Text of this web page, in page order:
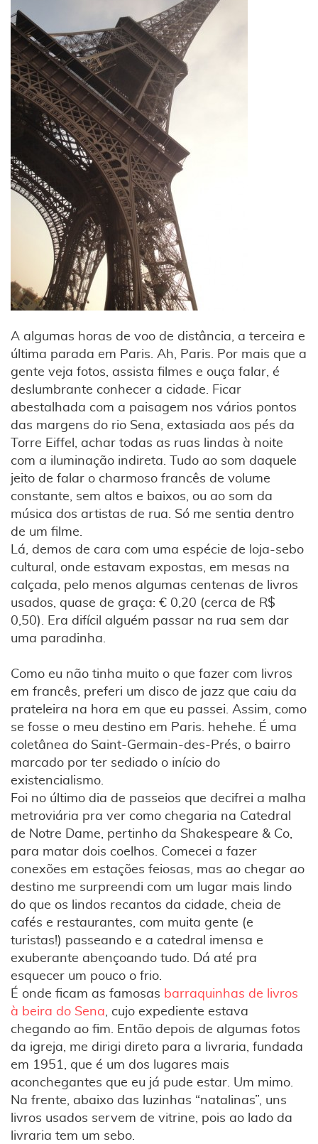
A algumas horas de voo de distância, a terceira e
última parada em Paris. Ah, Paris. Por mais que a
gente veja fotos, assista filmes e ouça falar, é
deslumbrante conhecer a cidade. Ficar
abestalhada com a paisagem nos vários pontos
das margens do rio Sena, extasiada aos pés da
Torre Eiffel, achar todas as ruas lindas à noite
com a iluminação indireta. Tudo ao som daquele
jeito de falar o charmoso francês de volume
constante, sem altos e baixos, ou ao som da
música dos artistas de rua. Só me sentia dentro
de um filme.
Lá, demos de cara com uma espécie de loja-sebo
cultural, onde estavam expostas, em mesas na
calçada, pelo menos algumas centenas de livros
usados, quase de graça: € 0,20 (cerca de R$
0,50). Era difícil alguém passar na rua sem dar
uma paradinha.
Como eu não tinha muito o que fazer com livros
em francês, preferi um disco de jazz que caiu da
prateleira na hora em que eu passei. Assim, como
se fosse o meu destino em Paris. hehehe. É uma
coletânea do Saint-Germain-des-Prés, o bairro
marcado por ter sediado o início do
existencialismo.
Foi no último dia de passeios que decifrei a malha
metroviária pra ver como chegaria na Catedral
de Notre Dame, pertinho da Shakespeare & Co,
para matar dois coelhos. Comecei a fazer
conexões em estações feiosas, mas ao chegar ao
destino me surpreendi com um lugar mais lindo
do que os lindos recantos da cidade, cheia de
cafés e restaurantes, com muita gente (e
turistas!) passeando e a catedral imensa e
exuberante abençoando tudo. Dá até pra
esquecer um pouco o frio.
É onde ficam as famosas barraquinhas de livros
à beira do Sena, cujo expediente estava
chegando ao fim. Então depois de algumas fotos
da igreja, me dirigi direto para a livraria, fundada
em 1951, que é um dos lugares mais
aconchegantes que eu já pude estar. Um mimo.
Na frente, abaixo das luzinhas “natalinas”, uns
livros usados servem de vitrine, pois ao lado da
livraria tem um sebo.